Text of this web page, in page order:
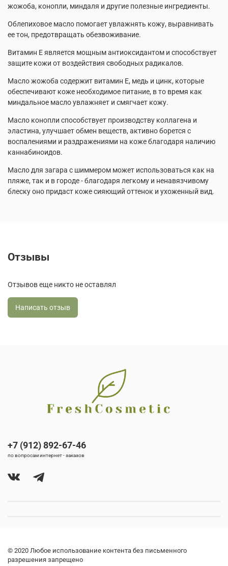
жожоба, конопли, миндаля и другие полезные ингредиенты.
Облепиховое масло помогает увлажнять кожу, выравнивать
ее тон, предотвращать обезвоживание.
Витамин Е является мощным антиоксидантом и способствует
защите кожи от воздействия свободных радикалов.
Масло жожоба содержит витамин Е, медь и цинк, которые
обеспечивают коже необходимое питание, в то время как
миндальное масло увлажняет и смягчает кожу.
Масло конопли способствует производству коллагена и
эластина, улучшает обмен веществ, активно борется с
воспалениями и раздражениями на коже благодаря наличию
каннабиноидов.
Масло для загара с шиммером может использоваться как на
пляже, так и в городе - благодаря легкому и ненавязчивому
блеску оно придаст коже сияющий оттенок и ухоженный вид.
Отзывы
Отзывов еще никто не оставлял
Написать отзыв
+7 (912) 892-67-46
по вопросам интернет - заказов
© 2020 Любое использование контента без письменного
разрешения запрещено